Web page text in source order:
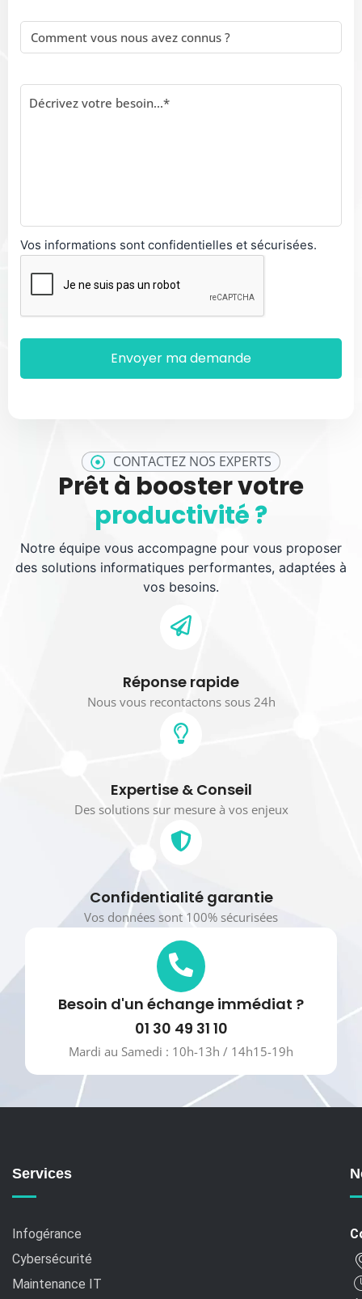
CONTACTEZ NOS EXPERTS
Prêt à booster votre
productivité ?
Notre équipe vous accompagne pour vous proposer
des solutions informatiques performantes, adaptées à
vos besoins.
Réponse rapide
Nous vous recontactons sous 24h
Expertise & Conseil
Des solutions sur mesure à vos enjeux
Confidentialité garantie
Vos données sont 100% sécurisées
Besoin d'un échange immédiat ?
01 30 49 31 10
Mardi au Samedi : 10h-13h / 14h15-19h
Vos informations sont confidentielles et sécurisées.
Services
Infogérance
Cybersécurité
Maintenance IT